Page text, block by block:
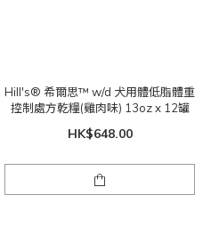
Hill's® 希爾思™ w/d 犬用體低脂體重
控制處方乾糧(雞肉味) 13oz x 12罐
HK$648.00